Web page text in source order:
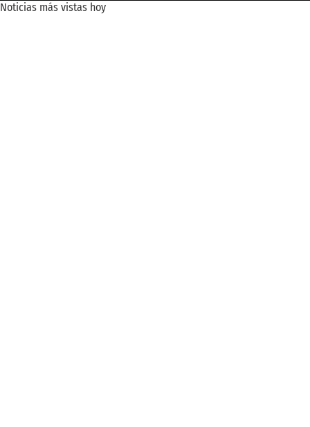
Noticias más vistas hoy